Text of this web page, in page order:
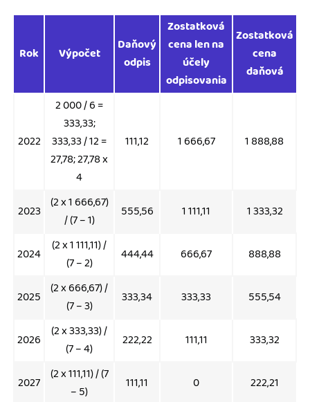
Rok Výpočet
Daňový
odpis
Zostatková
cena len na
účely
odpisovania
Zostatková
cena
daňová
2022
2 000 / 6 =
333,33;
333,33 / 12 =
27,78; 27,78 x
4
111,12 1 666,67 1 888,88
2023
(2 x 1 666,67)
/ (7 – 1)
555,56 1 111,11 1 333,32
2024
(2 x 1 111,11) /
(7 – 2)
444,44 666,67 888,88
2025
(2 x 666,67) /
(7 – 3)
333,34 333,33 555,54
2026
(2 x 333,33) /
(7 – 4)
222,22 111,11 333,32
2027
(2 x 111,11) / (7
– 5)
111,11 0
222,21